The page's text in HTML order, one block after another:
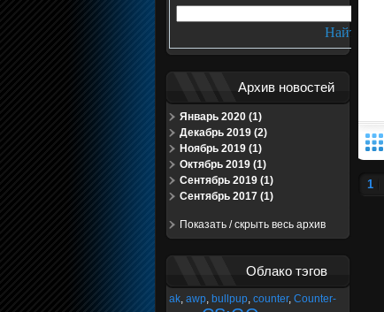
Архив новостей
Январь 2020 (1)
Декабрь 2019 (2)
Ноябрь 2019 (1)
Октябрь 2019 (1)
Сентябрь 2019 (1)
Сентябрь 2017 (1)
Показать / скрыть весь архив
Облако тэгов
ak, awp, bullpup, counter, Counter-
1